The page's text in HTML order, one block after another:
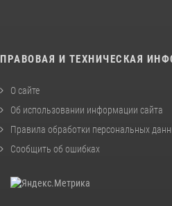
ПРАВОВАЯ И ТЕХНИЧЕСКАЯ
О сайте
Об использовании информации сайта
Правила обработки персональных
Сообщить об ошибках